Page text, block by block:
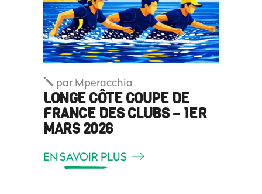
par Mperacchia
LONGE CÔTE COUPE DE
FRANCE DES CLUBS – 1ER
MARS 2026
EN SAVOIR PLUS